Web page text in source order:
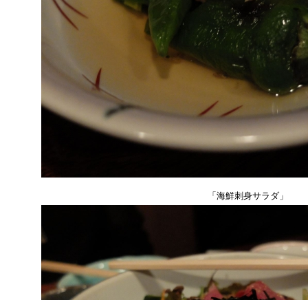
「海鮮刺身サラダ」